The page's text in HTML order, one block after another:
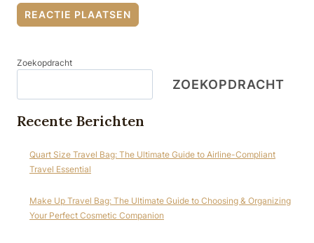
Zoekopdracht
ZOEKOPDRACHT
Recente Berichten
Quart Size Travel Bag: The Ultimate Guide to Airline-Compliant
Travel Essential
Make Up Travel Bag: The Ultimate Guide to Choosing & Organizing
Your Perfect Cosmetic Companion